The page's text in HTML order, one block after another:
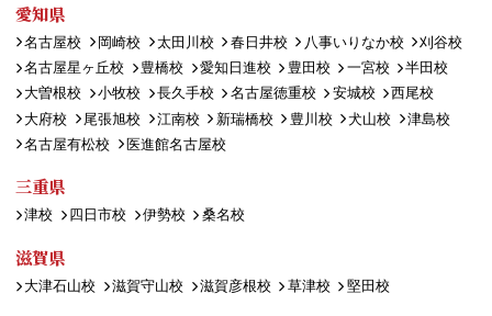
愛知県
名古屋校 岡崎校 太田川校 春日井校 八事いりなか校
刈谷校
名古屋星ヶ丘校
豊橋校 愛知日進校 豊田校 一宮校
半田校
大曽根校
小牧校 長久手校 名古屋徳重校 安城校
西尾校
大府校
尾張旭校 江南校 新瑞橋校 豊川校 犬山校
津島校
名古屋有松校
医進館名古屋校
三重県
津校 四日市校 伊勢校 桑名校
滋賀県
大津石山校 滋賀守山校 滋賀彦根校 草津校 堅田校